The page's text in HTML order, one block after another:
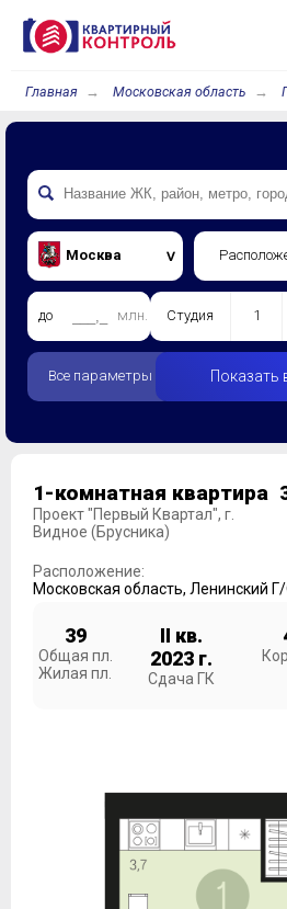
Главная Московская область
Москва
до млн. Студия 1
Все параметры Показать
1-комнатная квартира
Проект "Первый Квартал", г.
Видное (Брусника)
Расположение:
Московская область, Ленинский
39
Общая пл.
Жилая пл.
II кв.
2023 г.
Сдача ГК